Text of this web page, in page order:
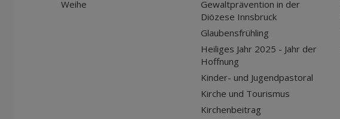
Weihe
Gewaltprävention in der
Diözese Innsbruck
Glaubensfrühling
Heiliges Jahr 2025 - Jahr der
Hoffnung
Kinder- und Jugendpastoral
Kirche und Tourismus
Kirchenbeitrag